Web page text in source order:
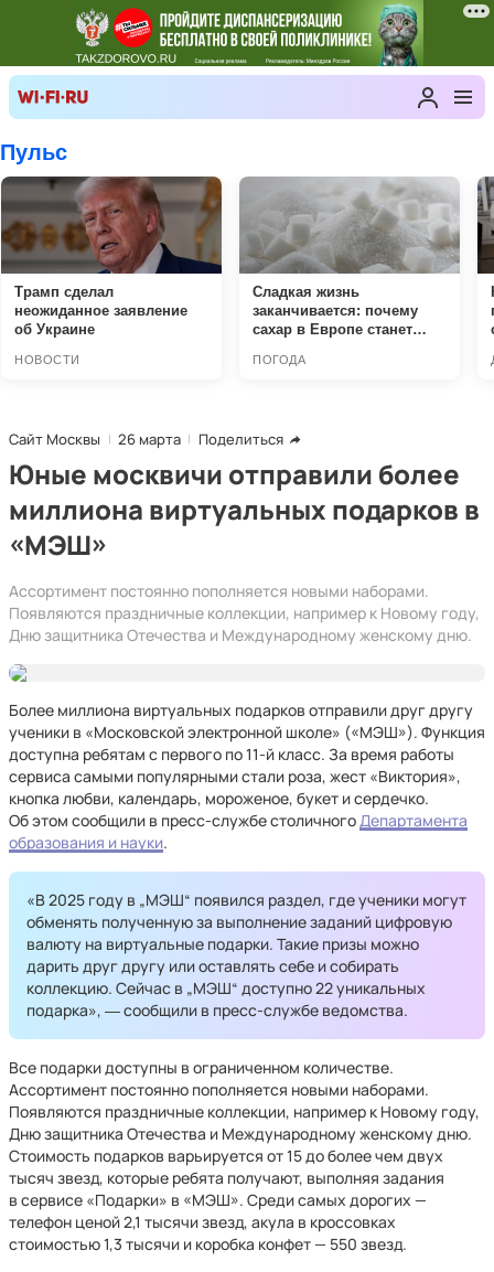
Сайт Москвы 26 марта Поделиться
Юные москвичи отправили более
миллиона виртуальных подарков в
«МЭШ»
Ассортимент постоянно пополняется новыми наборами.
Появляются праздничные коллекции, например к Новому году,
Дню защитника Отечества и Международному женскому дню.
Более миллиона виртуальных подарков отправили друг другу
ученики в «Московской электронной школе» («МЭШ»). Функция
доступна ребятам с первого по 11‑й класс. За время работы
сервиса самыми популярными стали роза, жест «Виктория»,
кнопка любви, календарь, мороженое, букет и сердечко.
Об этом сообщили в пресс-службе столичногоДепартамента
образования и науки.
«В 2025 году в „МЭШ“ появился раздел, где ученики могут
обменять полученную за выполнение заданий цифровую
валюту на виртуальные подарки. Такие призы можно
дарить друг другу или оставлять себе и собирать
коллекцию. Сейчас в „МЭШ“ доступно 22 уникальных
подарка», ― сообщили в пресс-службе ведомства.
Все подарки доступны в ограниченном количестве.
Ассортимент постоянно пополняется новыми наборами.
Появляются праздничные коллекции, например к Новому году,
Дню защитника Отечества и Международному женскому дню.
Стоимость подарков варьируется от 15 до более чем двух
тысяч звезд, которые ребята получают, выполняя задания
в сервисе «Подарки» в «МЭШ». Среди самых дорогих —
телефон ценой 2,1 тысячи звезд, акула в кроссовках
стоимостью 1,3 тысячи и коробка конфет — 550 звезд.